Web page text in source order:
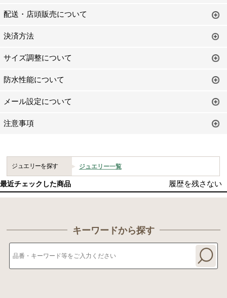
配送・店頭販売について
決済方法
サイズ調整について
防水性能について
メール設定について
注意事項
ジュエリーを探す ジュエリー一覧
最近チェックした商品 履歴を残さない
キーワードから探す